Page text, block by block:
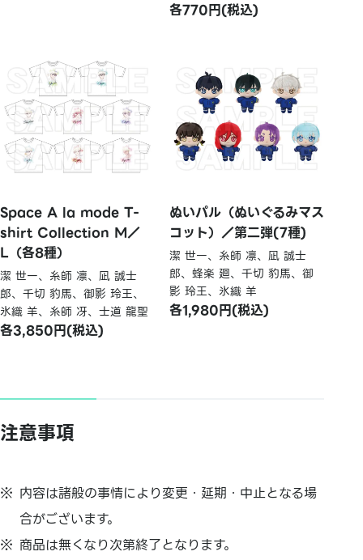
各770円(税込)
Space A la mode T-
shirt Collection M／
L（各8種）
潔 世一、糸師 凛、凪 誠士
郎、千切 豹馬、御影 玲王、
氷織 羊、糸師 冴、士道 龍聖
各3,850円(税込)
ぬいパル（ぬいぐるみマス
コット）／第二弾(7種)
潔 世一、糸師 凛、凪 誠士
郎、蜂楽 廻、千切 豹馬、御
影 玲王、氷織 羊
各1,980円(税込)
注意事項
内容は諸般の事情により変更・延期・中止となる場
合がございます。
商品は無くなり次第終了となります。